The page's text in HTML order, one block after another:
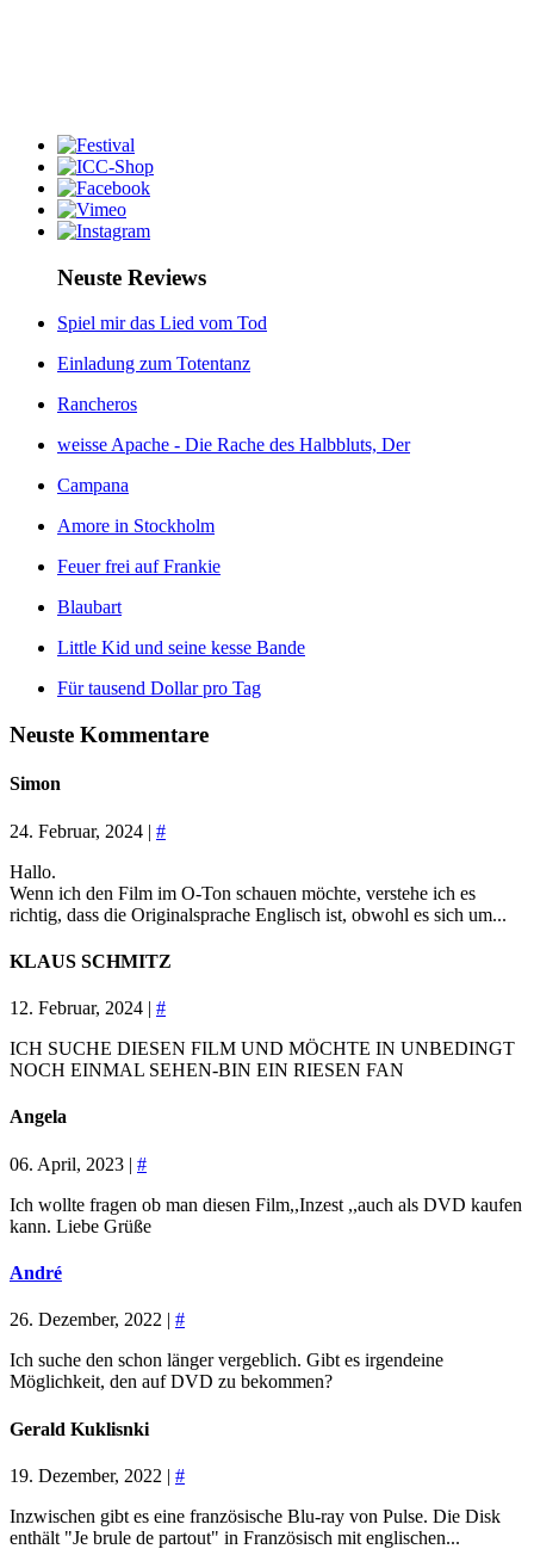
Neuste Reviews
Spiel mir das Lied vom Tod
Einladung zum Totentanz
Rancheros
weisse Apache - Die Rache des Halbbluts, Der
Campana
Amore in Stockholm
Feuer frei auf Frankie
Blaubart
Little Kid und seine kesse Bande
Für tausend Dollar pro Tag
Neuste Kommentare
Simon
24. Februar, 2024 | #
Hallo.
Wenn ich den Film im O-Ton schauen möchte, verstehe ich es
richtig, dass die Originalsprache Englisch ist, obwohl es sich um...
KLAUS SCHMITZ
12. Februar, 2024 | #
ICH SUCHE DIESEN FILM UND MÖCHTE IN UNBEDINGT
NOCH EINMAL SEHEN-BIN EIN RIESEN FAN
Angela
06. April, 2023 | #
Ich wollte fragen ob man diesen Film,,Inzest ,,auch als DVD kaufen
kann. Liebe Grüße
André
26. Dezember, 2022 | #
Ich suche den schon länger vergeblich. Gibt es irgendeine
Möglichkeit, den auf DVD zu bekommen?
Gerald Kuklisnki
19. Dezember, 2022 | #
Inzwischen gibt es eine französische Blu-ray von Pulse. Die Disk
enthält "Je brule de partout" in Französisch mit englischen...